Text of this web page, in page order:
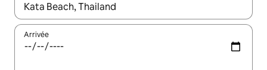
Lorsque les résultats s'affichent, utilisez les flèches vers le
Arrivée